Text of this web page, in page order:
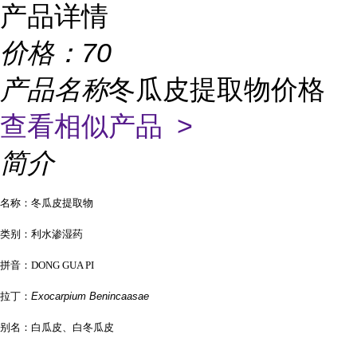
产品详情
价格： 70
产品名称冬瓜皮提取物价格
查看相似产品 >
简介
名称：冬瓜皮提取物
类别：利水渗湿药
拼音：DONG GUA PI
拉丁： Exocarpium Benincaasae
别名：白瓜皮、白冬瓜皮